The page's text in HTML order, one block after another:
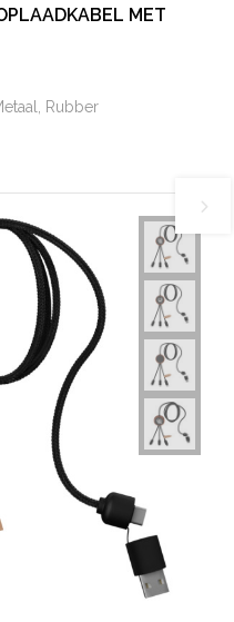
MET
Rubber